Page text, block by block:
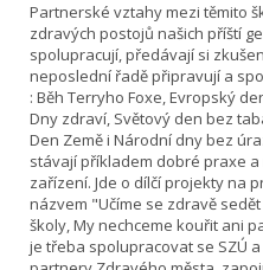
Partnerské vztahy mezi těmito
zdravých postojů našich příští
spolupracují, předávají si
neposlední řadě připravují a
: Běh Terryho Foxe, Evropský
Dny zdraví, Světový den bez
Den Země i Národní dny bez
stávají příkladem dobré praxe
zařízení. Jde o dílčí projekty na
názvem "Učíme se zdravě
školy, My nechceme kouřit ani
je třeba spolupracovat se SZÚ